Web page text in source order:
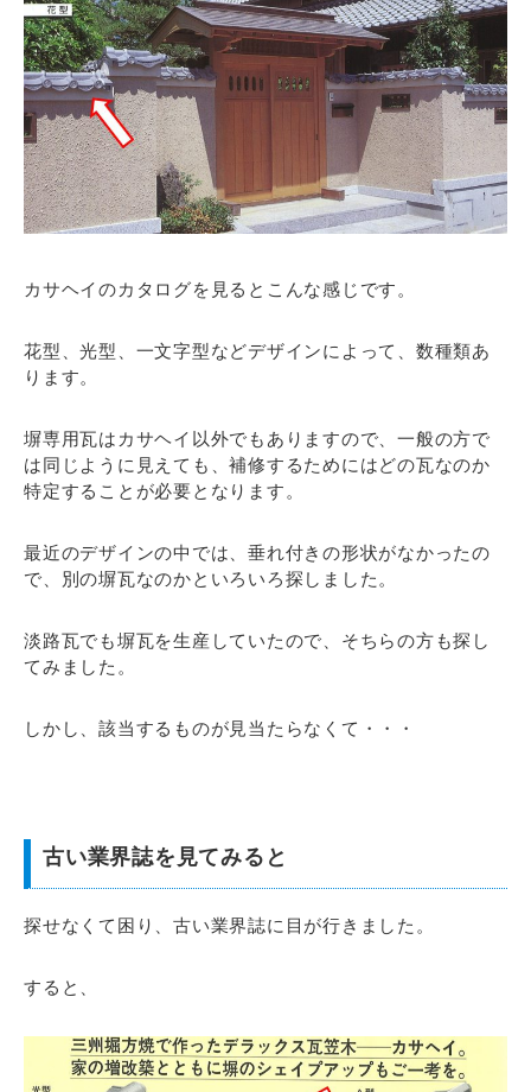
カサヘイのカタログを見るとこんな感じです。
花型、光型、一文字型などデザインによって、数種類あ
ります。
塀専用瓦はカサヘイ以外でもありますので、一般の方で
は同じように見えても、補修するためにはどの瓦なのか
特定することが必要となります。
最近のデザインの中では、垂れ付きの形状がなかったの
で、別の塀瓦なのかといろいろ探しました。
淡路瓦でも塀瓦を生産していたので、そちらの方も探し
てみました。
しかし、該当するものが見当たらなくて・・・
古い業界誌を見てみると
探せなくて困り、古い業界誌に目が行きました。
すると、